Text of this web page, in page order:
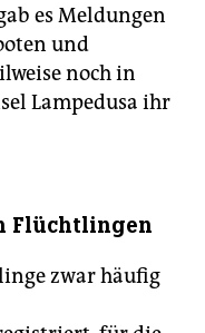
es Meldungen
und
noch in
Lampedusa ihr
Flüchtlingen
zwar häufig